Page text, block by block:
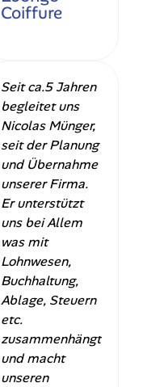
Coiffure
Seit ca.5 Jahren
begleitet uns
Nicolas Münger,
seit der Planung
und Übernahme
unserer Firma.
Er unterstützt
uns bei Allem
was mit
Lohnwesen,
Buchhaltung,
Ablage, Steuern
etc.
zusammenhängt,
und macht
unseren